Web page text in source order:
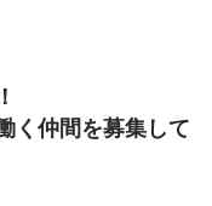
く仲間を募集して